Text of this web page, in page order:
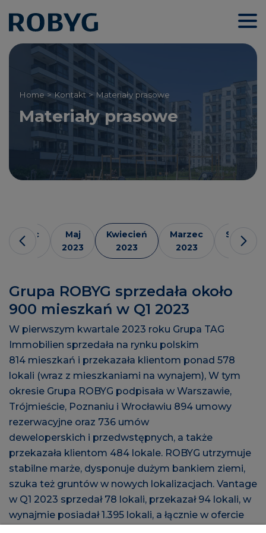
Home > Kontakt> Materiały prasowe
Materiały prasowe
Lipiec
2023
Maj
2023
Kwiecień
2023
Marzec
2023
Styczeń
2023
Grupa ROBYG sprzedała około
900 mieszkań w Q1 2023
W pierwszym kwartale 2023 roku Grupa TAG
Immobilien sprzedała na rynku polskim
814 mieszkań i przekazała klientom ponad 578
lokali (wraz z mieszkaniami na wynajem), W tym
okresie Grupa ROBYG podpisała w Warszawie,
Trójmieście, Poznaniu i Wrocławiu 894 umowy
rezerwacyjne oraz 736 umów
deweloperskich i przedwstępnych, a także
przekazała klientom 484 lokale. ROBYG utrzymuje
stabilne marże, dysponuje dużym bankiem ziemi,
szuka też gruntów w nowych lokalizacjach. Vantage
w Q1 2023 sprzedał 78 lokali, przekazał 94 lokali, w
wynajmie posiadał 1.395 lokali, a łącznie w ofercie